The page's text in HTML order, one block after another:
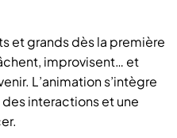
et grands dès la première
improvisent… et
L’animation s’intègre
interactions et une